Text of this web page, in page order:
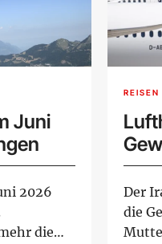
Juni
2026
die
REISEN
Der
die